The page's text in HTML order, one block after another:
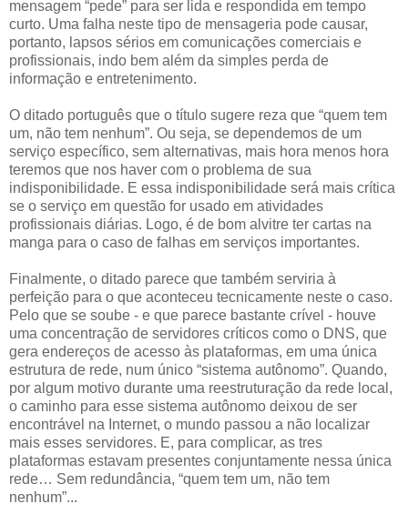
mensagem “pede” para ser lida e respondida em tempo
curto. Uma falha neste tipo de mensageria pode causar,
portanto, lapsos sérios em comunicações comerciais e
profissionais, indo bem além da simples perda de
informação e entretenimento.
O ditado português que o título sugere reza que “quem tem
um, não tem nenhum”. Ou seja, se dependemos de um
serviço específico, sem alternativas, mais hora menos hora
teremos que nos haver com o problema de sua
indisponibilidade. E essa indisponibilidade será mais crítica
se o serviço em questão for usado em atividades
profissionais diárias. Logo, é de bom alvitre ter cartas na
manga para o caso de falhas em serviços importantes.
Finalmente, o ditado parece que também serviria à
perfeição para o que aconteceu tecnicamente neste o caso.
Pelo que se soube - e que parece bastante crível - houve
uma concentração de servidores críticos como o DNS, que
gera endereços de acesso às plataformas, em uma única
estrutura de rede, num único “sistema autônomo”. Quando,
por algum motivo durante uma reestruturação da rede local,
o caminho para esse sistema autônomo deixou de ser
encontrável na Internet, o mundo passou a não localizar
mais esses servidores. E, para complicar, as tres
plataformas estavam presentes conjuntamente nessa única
rede… Sem redundância, “quem tem um, não tem
nenhum”...